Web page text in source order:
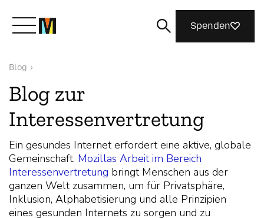
Lernen Sie Mozilla kennen
Was wir tun
Machen Sie mit
Magazin
Spenden
Blog ›
Blog zur
Interessenvertretung
Ein gesundes Internet erfordert eine aktive, globale
Gemeinschaft. Mozillas Arbeit im Bereich
Interessenvertretung bringt Menschen aus der
ganzen Welt zusammen, um für Privatsphäre,
Inklusion, Alphabetisierung und alle Prinzipien
eines gesunden Internets zu sorgen und zu